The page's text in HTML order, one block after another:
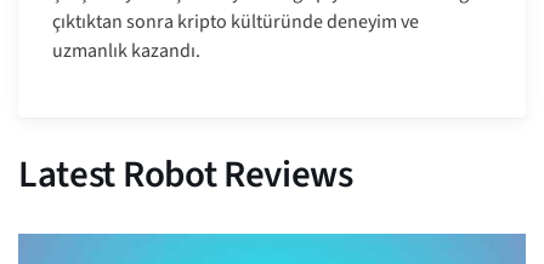
çıktıktan sonra kripto kültüründe deneyim ve
uzmanlık kazandı.
Latest Robot Reviews